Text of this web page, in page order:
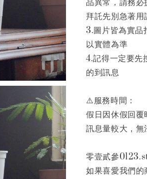
品異常，請務
拜託先別急著
3.圖片皆為實品
以實體為準
4.記得一定要先
的到訊息
⚠️服務時間：
假日因休假回覆
訊息量較大，
零壹貳參
如果喜愛我們